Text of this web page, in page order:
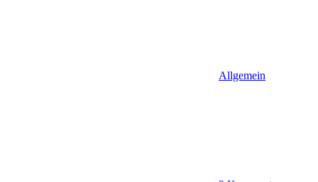
Allgemein